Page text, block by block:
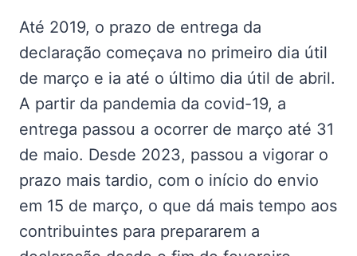
Até 2019, o prazo de entrega da
declaração começava no primeiro dia útil
de março e ia até o último dia útil de abril.
A partir da pandemia da covid-19, a
entrega passou a ocorrer de março até 31
de maio. Desde 2023, passou a vigorar o
prazo mais tardio, com o início do envio
em 15 de março, o que dá mais tempo aos
contribuintes para prepararem a